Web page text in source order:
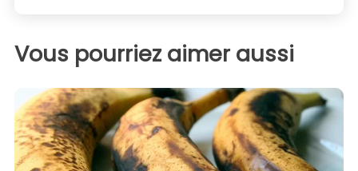
Vous pourriez aimer aussi